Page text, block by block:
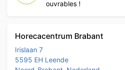
ouvrables !
Horecacentrum Brabant
Irislaan 7
5595 EH Leende